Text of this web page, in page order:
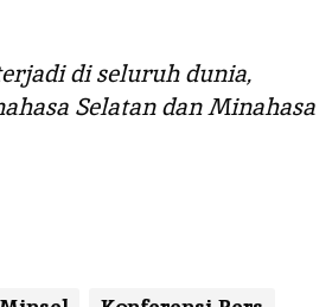
di seluruh dunia,
Selatan dan Minahasa